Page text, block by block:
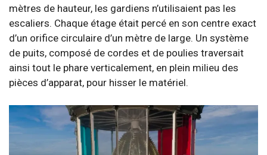
mètres de hauteur, les gardiens n’utilisaient pas les
escaliers. Chaque étage était percé en son centre exact
d’un orifice circulaire d’un mètre de large. Un système
de puits, composé de cordes et de poulies traversait
ainsi tout le phare verticalement, en plein milieu des
pièces d’apparat, pour hisser le matériel.